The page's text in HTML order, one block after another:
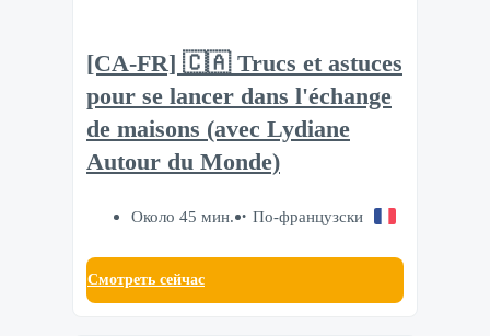
[CA-FR] 🇨🇦 Trucs et astuces
pour se lancer dans l'échange
de maisons (avec Lydiane
Autour du Monde)
Около 45 мин. По-французски
Смотреть сейчас